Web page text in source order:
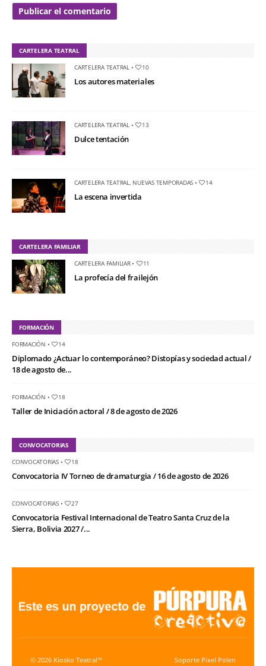
CARTELERA TEATRAL
CARTELERA TEATRAL• 10
Los autores materiales
CARTELERA TEATRAL• 13
Dulce tentación
CARTELERA TEATRAL, NUEVAS TEMPORADAS • 14
La escena invertida
CARTELERA FAMILIAR
CARTELERA FAMILIAR• 11
La profecía del frailejón
FORMACIÓN
FORMACIÓN • 14
Diplomado ¿Actuar lo contemporáneo? Distopías y sociedad actual /
18 de agosto de...
FORMACIÓN • 18
Taller de Iniciación actoral / 8 de agosto de 2026
CONVOCATORIAS
CONVOCATORIAS• 18
Convocatoria IV Torneo de dramaturgia / 16 de agosto de 2026
CONVOCATORIAS• 27
Convocatoria Festival Internacional de Teatro Santa Cruz de la
Sierra, Bolivia 2027 /...
© 2026 Kiosko Teatral™ Soporte Pixel Polen